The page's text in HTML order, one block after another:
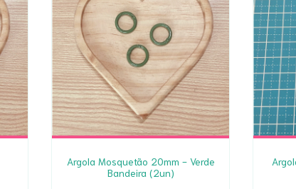
Argola Mosquetão 20mm - Verde
Bandeira (2un)